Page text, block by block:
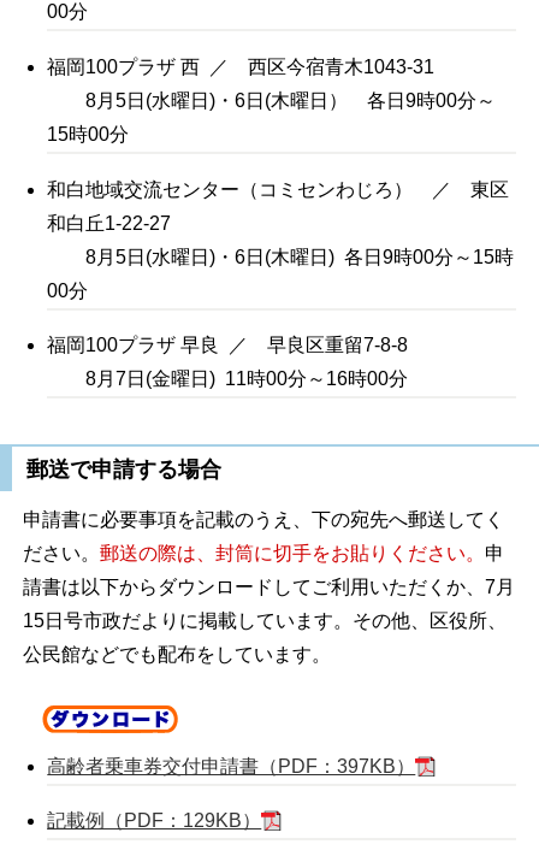
00分
福岡100プラザ 西 ／ 西区今宿青木1043-31
8月5日(水曜日)・6日(木曜日） 各日9時00分～
15時00分
和白地域交流センター（コミセンわじろ） ／ 東区
和白丘1-22-27
8月5日(水曜日)・6日(木曜日) 各日9時00分～15時
00分
福岡100プラザ 早良 ／ 早良区重留7-8-8
8月7日(金曜日) 11時00分～16時00分
郵送で申請する場合
申請書に必要事項を記載のうえ、下の宛先へ郵送してく
ださい。郵送の際は、封筒に切手をお貼りください。 申
請書は以下からダウンロードしてご利用いただくか、7月
15日号市政だよりに掲載しています。その他、区役所、
公民館などでも配布をしています。
高齢者乗車券交付申請書（PDF：397KB）
記載例（PDF：129KB）